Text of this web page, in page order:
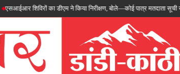
का डीएम ने किया निरीक्षण, बोले—कोई पात्र मतदाता सूची से न छूटे…